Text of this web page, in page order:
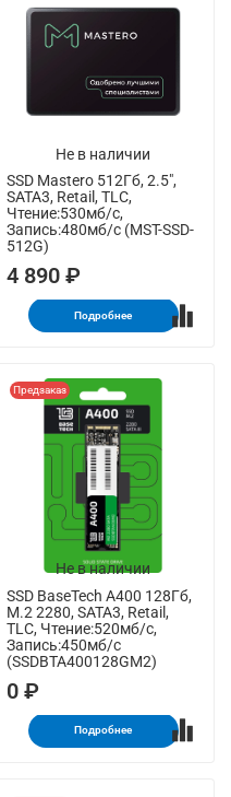
Не в наличии
SSD Mastero 512Гб, 2.5",
SATA3, Retail, TLC,
Чтение:530мб/с,
Запись:480мб/с (MST-SSD-
512G)
4 890 ₽
Подробнее
Не в наличии
Предзаказ
SSD BaseTech A400 128Гб,
M.2 2280, SATA3, Retail,
TLC, Чтение:520мб/с,
Запись:450мб/с
(SSDBTA400128GM2)
0 ₽
Подробнее